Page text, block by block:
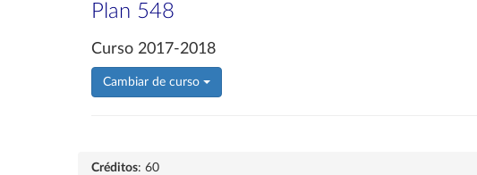
Plan 548
Curso 2017-2018
Cambiar de curso
Créditos: 60